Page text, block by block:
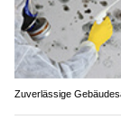
Zuverlässige